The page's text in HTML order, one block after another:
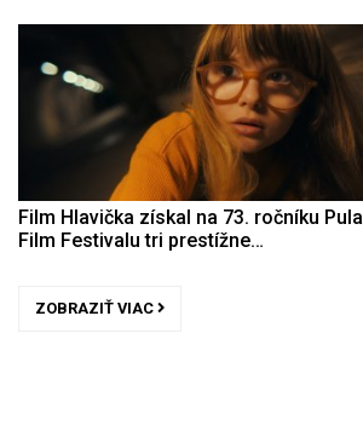
Film Hlavička získal na 73. ročníku Pula
Film Festivalu tri prestížne…
ZOBRAZIŤ VIAC